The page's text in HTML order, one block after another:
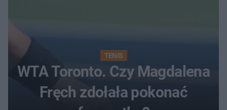
TENIS
WTA Toronto. Czy Magdalena
Fręch zdołała pokonać